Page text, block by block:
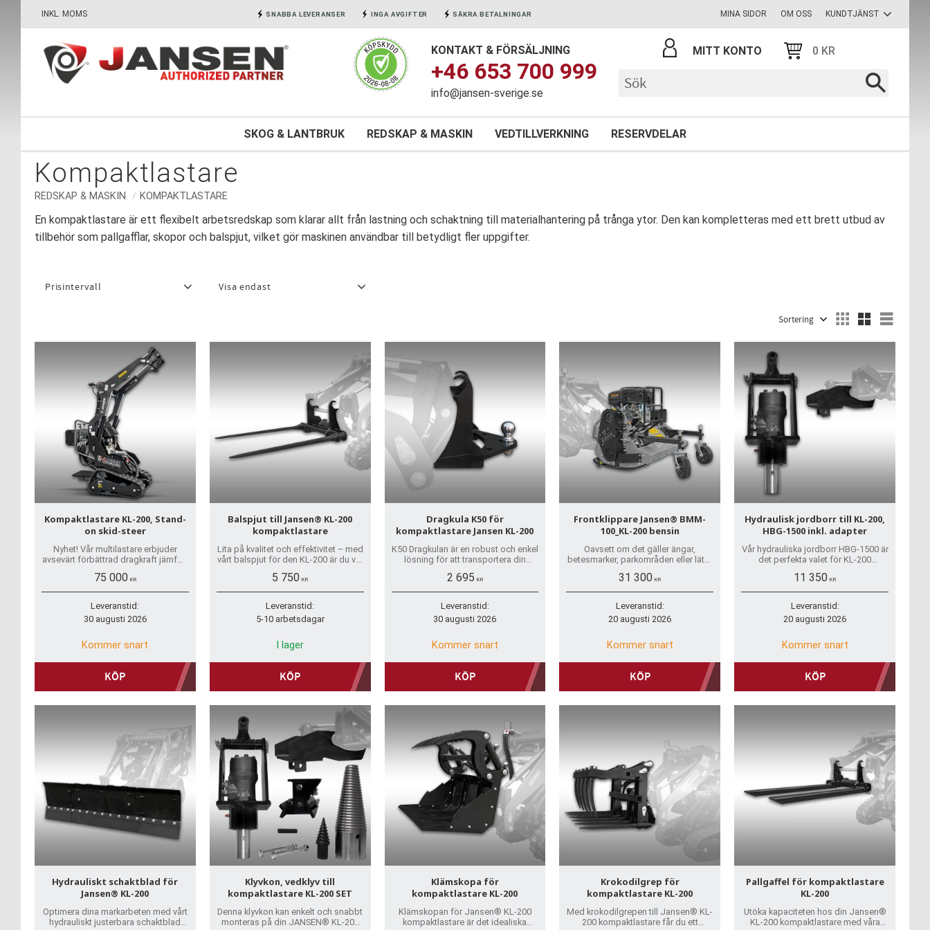
INKL. MOMS SNABBA LEVERANSER INGA AVGIFTER SÄKRA BETALNINGAR MINA SIDOR OM OSS KUNDTJÄNST
KONTAKT & FÖRSÄLJNING
+46 653 700 999
info@jansen-sverige.se
MITT KONTO 0 KR
SKOG & LANTBRUK REDSKAP & MASKIN VEDTILLVERKNING RESERVDELAR
Kompaktlastare
REDSKAP & MASKIN KOMPAKTLASTARE
En kompaktlastare är ett flexibelt arbetsredskap som klarar allt från lastning och schaktning till materialhantering på trånga ytor. Den kan kompletteras med ett brett utbud av
tillbehör som pallgafflar, skopor och balspjut, vilket gör maskinen användbar till betydligt fler uppgifter.
Prisintervall Visa endast
Kompaktlastare KL-200, Stand-
on skid-steer
Nyhet! Vår multilastare erbjuder
avsevärt förbättrad dragkraft jämfört
75 000KR
Leveranstid:
30 augusti 2026
Kommer snart
KÖP
Balspjut till Jansen® KL-200
kompaktlastare
Lita på kvalitet och effektivitet – med
vårt balspjut för den KL-200 är du väl
5 750 KR
Leveranstid:
5-10 arbetsdagar
I lager
KÖP
Dragkula K50 för
kompaktlastare Jansen KL-200
K50 Dragkulan är en robust och enkel
lösning för att transportera din
utrustning.
2 695 KR
Leveranstid:
30 augusti 2026
Kommer snart
KÖP
Frontklippare Jansen® BMM-
100_KL-200 bensin
Oavsett om det gäller ängar,
betesmarker, parkområden eller lätta
terräng med lätthet och tillförlitlighet.
31 300 KR
Leveranstid:
20 augusti 2026
Kommer snart
KÖP
Hydraulisk jordborr till KL-200,
HBG-1500 inkl. adapter
Vår hydrauliska jordborr HBG-1500 är
det perfekta valet för KL-200
lösning för alla som behöver borra
exakta hål.
11 350 KR
Leveranstid:
20 augusti 2026
Kommer snart
KÖP
Hydrauliskt schaktblad för
Jansen® KL-200
Optimera dina markarbeten med vårt
hydrauliskt justerbara schaktblad
Klyvkon, vedklyv till
kompaktlastare KL-200 SET
Denna klyvkon kan enkelt och snabbt
monteras på din JANSEN® KL-200
Klämskopa för
kompaktlastare KL-200
Klämskopan för Jansen® KL-200
kompaktlastare är det idealiska
Krokodilgrep för
kompaktlastare KL-200
Med krokodilgrepen till Jansen® KL-
200 kompaktlastare får du ett
Pallgaffel för kompaktlastare
KL-200
Utöka kapaciteten hos din Jansen®
KL-200 kompaktlastare med våra